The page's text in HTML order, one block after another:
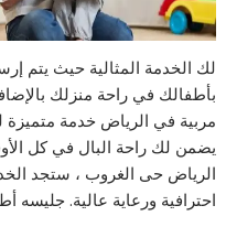
لك الخدمة المثالية حيث يتم
بأطفالك في راحة منزلك
مربية في الرياض خدمة متميزة
يضمن لك راحة البال في كل
الرياض حى الغروب ، ستجد
احترافية ورعاية عالية. جليسه